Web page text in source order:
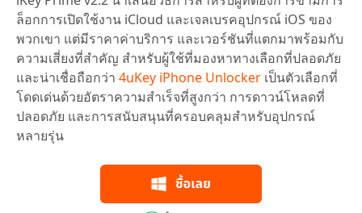
ล็อกการเปิดใช้งาน iCloud และเจลเบรคอุปกรณ์ iOS ของ
พวกเขา แต่มีราคาค่าบริการ และเวอร์ชันที่แตกมาพร้อมกับ
ความเสี่ยงที่สำคัญ สำหรับผู้ใช้ที่มองหาทางเลือกที่ปลอดภัย
และน่าเชื่อถือกว่า 4uKey iPhone Unlocker เป็นตัวเลือกที่
โดดเด่นด้วยอัตราความสำเร็จที่สูงกว่า การดาวน์โหลดที่
ปลอดภัย และการสนับสนุนที่ครอบคลุมสำหรับอุปกรณ์
หลายรุ่น